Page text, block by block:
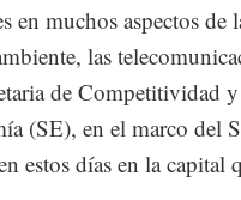
en muchos aspectos
las
de Competitividad
(SE), en el marco del
estos días en la capital